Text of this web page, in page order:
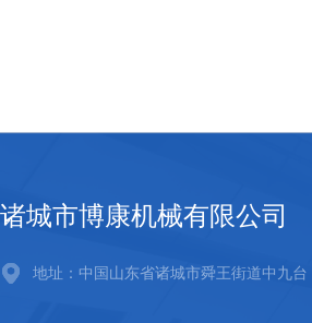
诸城市博康机械有限公司
地址：中国山东省诸城市舜王街道中九台